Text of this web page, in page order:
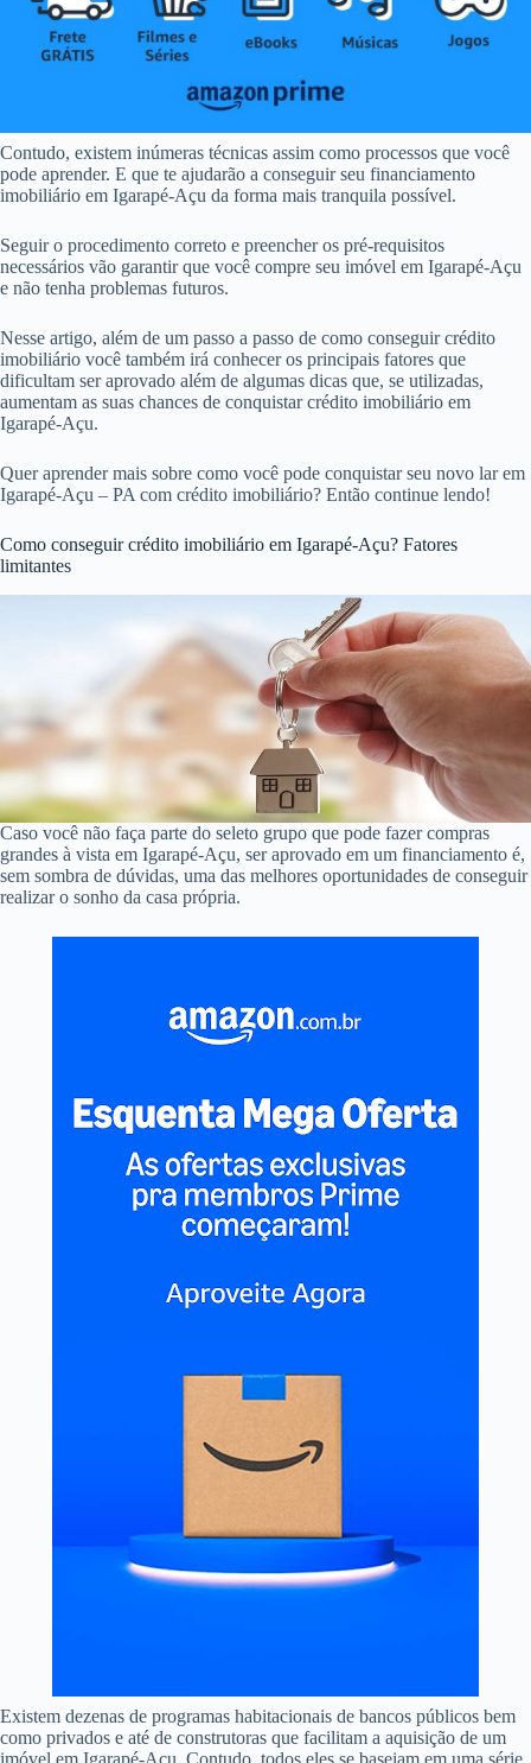
Contudo, existem inúmeras técnicas assim como processos que você
pode aprender. E que te ajudarão a conseguir seu financiamento
imobiliário em Igarapé-Açu da forma mais tranquila possível.
Seguir o procedimento correto e preencher os pré-requisitos
necessários vão garantir que você compre seu imóvel em Igarapé-Açu
e não tenha problemas futuros.
Nesse artigo, além de um passo a passo de como conseguir crédito
imobiliário você também irá conhecer os principais fatores que
dificultam ser aprovado além de algumas dicas que, se utilizadas,
aumentam as suas chances de conquistar crédito imobiliário em
Igarapé-Açu.
Quer aprender mais sobre como você pode conquistar seu novo lar em
Igarapé-Açu – PA com crédito imobiliário? Então continue lendo!
Como conseguir crédito imobiliário em Igarapé-Açu? Fatores
limitantes
Caso você não faça parte do seleto grupo que pode fazer compras
grandes à vista em Igarapé-Açu, ser aprovado em um financiamento é,
sem sombra de dúvidas, uma das melhores oportunidades de conseguir
realizar o sonho da casa própria.
Existem dezenas de programas habitacionais de bancos públicos bem
como privados e até de construtoras que facilitam a aquisição de um
imóvel em Igarapé-Açu. Contudo, todos eles se baseiam em uma série